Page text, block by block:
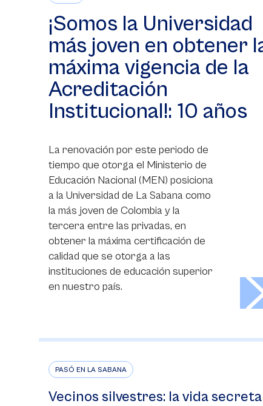
¡Somos la Universidad
más joven en obtener
máxima vigencia de la
Acreditación
Institucional!: 10 años
La renovación por este periodo de
tiempo que otorga el Ministerio de
Educación Nacional (MEN) posiciona
a la Universidad de La Sabana como
la más joven de Colombia y la
tercera entre las privadas, en
obtener la máxima certificación de
calidad que se otorga a las
instituciones de educación superior
en nuestro país.
PASÓ EN LA SABANA
Vecinos silvestres: la vida secreta